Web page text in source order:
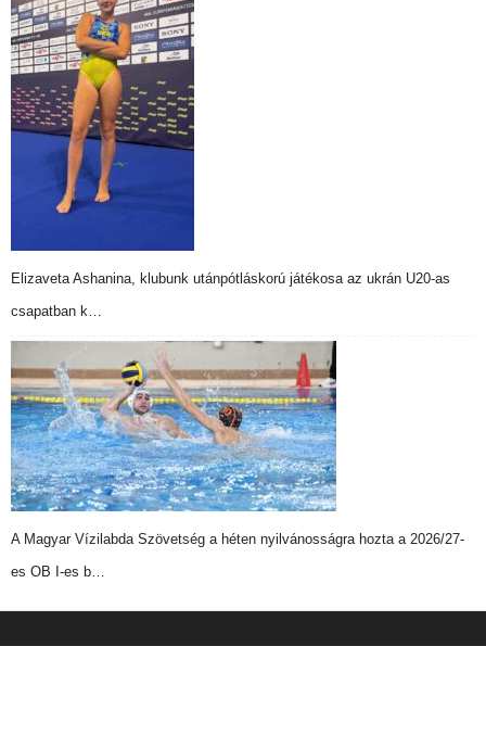
Elizaveta Ashanina, klubunk utánpótláskorú játékosa az ukrán U20-as
csapatban k…
A Magyar Vízilabda Szövetség a héten nyilvánosságra hozta a 2026/27-
es OB I-es b…